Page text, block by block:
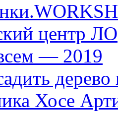
центр ЛО
— 2019
дерево
Хосе